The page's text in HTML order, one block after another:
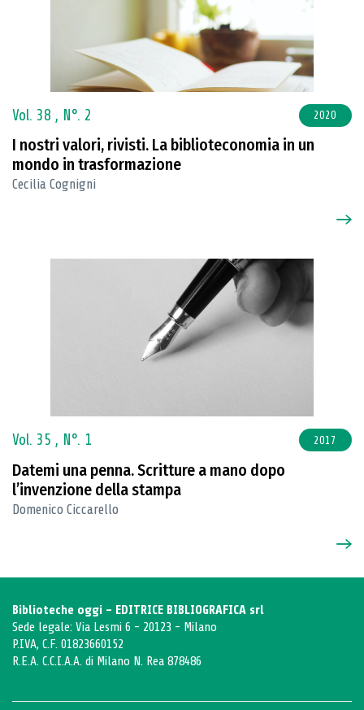
Vol. 38 , N°. 2 2020
I nostri valori, rivisti. La biblioteconomia in un
mondo in trasformazione
Cecilia Cognigni
Vol. 35 , N°. 1 2017
Datemi una penna. Scritture a mano dopo
l’invenzione della stampa
Domenico Ciccarello
Biblioteche oggi - EDITRICE BIBLIOGRAFICA srl
Sede legale: Via Lesmi 6 - 20123 - Milano
P.IVA, C.F. 01823660152
R.E.A. C.C.I.A.A. di Milano N. Rea 878486